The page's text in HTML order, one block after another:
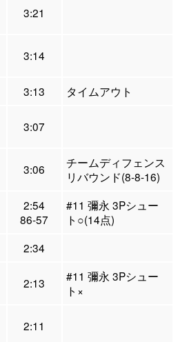
3:21
3:14
3:13
タイムアウト
3:07
3:06
チームディフェンス
リバウンド(8-8-16)
2:54
86-57
#11 彌永 3Pシュー
ト○(14点)
2:34
2:13
#11 彌永 3Pシュー
ト×
2:11